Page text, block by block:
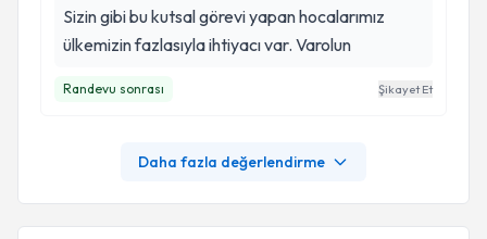
Sizin gibi bu kutsal görevi yapan hocalarımız
ülkemizin fazlasıyla ihtiyacı var. Varolun
Randevu sonrası Şikayet Et
Daha fazla değerlendirme